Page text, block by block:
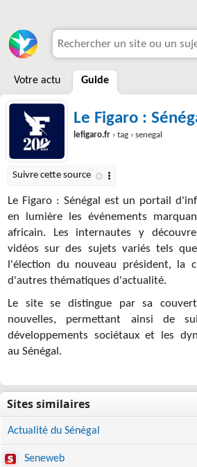
Votre actu Guide
Le Figaro :
lefigaro.fr › tag › senegal
Le Figaro : Sénégal est un portail
en lumière les événements
africain. Les internautes y
vidéos sur des sujets variés tels
l'élection du nouveau président, la
d'autres thématiques d'actualité.
Le site se distingue par sa
nouvelles, permettant ainsi de
développements sociétaux et les
au Sénégal.
Actualité du Sénégal
Seneweb